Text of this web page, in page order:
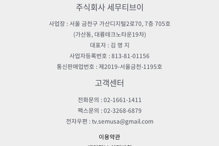
주식회사 세무티브이
사업장 : 서울 금천구 가산디지털2로70, 7층 705호
(가산동, 대륭테크노타운19차)
대표자 : 김 영 지
사업자등록번호 : 813-81-01156
통신판매업번호 : 제2019-서울금천-1195호
고객센터
전화문의 : 02-1661-1411
팩스문의 : 02-3268-6879
전자우편 : tv.semusa@gmail.com
이용약관